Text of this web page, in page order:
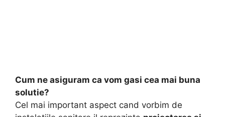
Cum ne asiguram ca vom gasi cea mai buna
solutie?
Cel mai important aspect cand vorbim de